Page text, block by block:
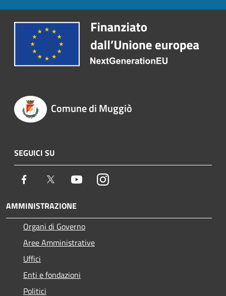
Comune di Muggiò
SEGUICI SU
Facebook Twitter YoutubeInstagram
AMMINISTRAZIONE
Organi di Governo
Aree Amministrative
Uffici
Enti e fondazioni
Politici